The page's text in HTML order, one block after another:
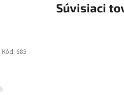
Súvisiaci
Kód: 685